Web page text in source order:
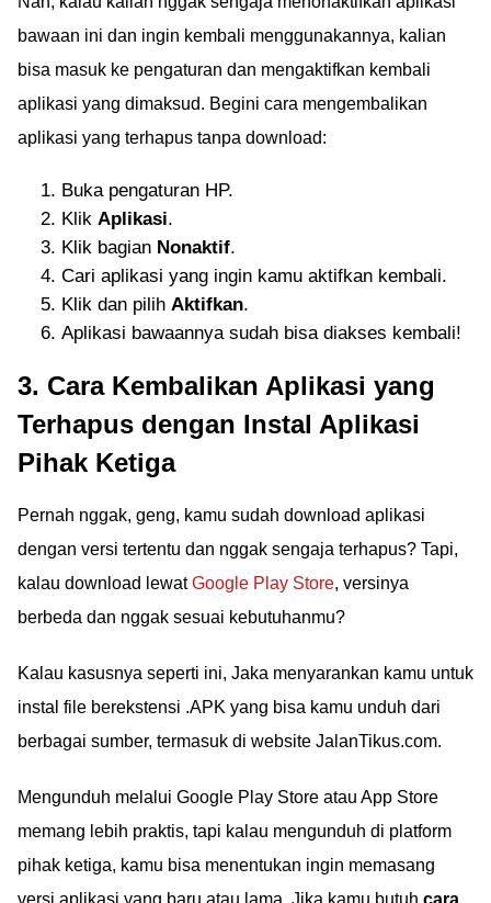
bawaan ini dan ingin kembali menggunakannya, kalian
bisa masuk ke pengaturan dan mengaktifkan kembali
aplikasi yang dimaksud. Begini cara mengembalikan
aplikasi yang terhapus tanpa download:
Buka pengaturan HP.
Klik Aplikasi.
Klik bagian Nonaktif.
Cari aplikasi yang ingin kamu aktifkan kembali.
Klik dan pilih Aktifkan.
Aplikasi bawaannya sudah bisa diakses kembali!
3. Cara Kembalikan Aplikasi yang
Terhapus dengan Instal Aplikasi
Pihak Ketiga
Pernah nggak, geng, kamu sudah download aplikasi
dengan versi tertentu dan nggak sengaja terhapus? Tapi,
kalau download lewatGoogle Play Store, versinya
berbeda dan nggak sesuai kebutuhanmu?
Kalau kasusnya seperti ini, Jaka menyarankan kamu untuk
instal file berekstensi .APK yang bisa kamu unduh dari
berbagai sumber, termasuk di website JalanTikus.com.
Mengunduh melalui Google Play Store atau App Store
memang lebih praktis, tapi kalau mengunduh di platform
pihak ketiga, kamu bisa menentukan ingin memasang
versi aplikasi yang baru atau lama. Jika kamu butuh cara